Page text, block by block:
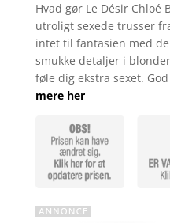
3.7ud
af 5
baseret
på
kundebed
ømmels
Hvad gør Le Désir Chloé
utroligt sexede trusser
intet til fantasien med
smukke detaljer i
føle dig ekstra sexet.
mere her